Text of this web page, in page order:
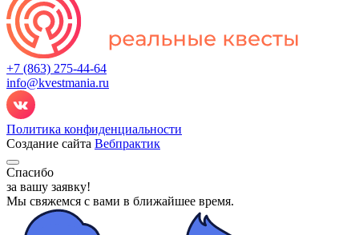
+7 (863) 275-44-64
info@kvestmania.ru
Политика конфиденциальности
Создание сайта Вебпрактик
Спасибо
за вашу заявку!
Мы свяжемся с вами в ближайшее время.